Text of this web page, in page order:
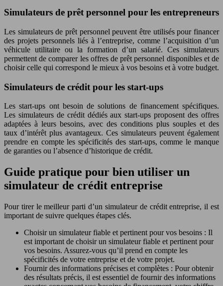
Simulateurs de prêt personnel pour les entrepreneurs
Les simulateurs de prêt personnel peuvent être utilisés pour financer
des projets personnels liés à l’entreprise, comme l’acquisition d’un
véhicule utilitaire ou la formation d’un salarié. Ces simulateurs
permettent de comparer les offres de prêt personnel disponibles et de
choisir celle qui correspond le mieux à vos besoins et à votre budget.
Simulateurs de crédit pour les start-ups
Les start-ups ont besoin de solutions de financement spécifiques.
Les simulateurs de crédit dédiés aux start-ups proposent des offres
adaptées à leurs besoins, avec des conditions plus souples et des
taux d’intérêt plus avantageux. Ces simulateurs peuvent également
prendre en compte les spécificités des start-ups, comme le manque
de garanties ou l’absence d’historique de crédit.
Guide pratique pour bien utiliser un
simulateur de crédit entreprise
Pour tirer le meilleur parti d’un simulateur de crédit entreprise, il est
important de suivre quelques étapes clés.
Choisir un simulateur fiable et pertinent pour vos besoins : Il
est important de choisir un simulateur fiable et pertinent pour
vos besoins. Assurez-vous qu’il prend en compte les
spécificités de votre entreprise et de votre projet.
Fournir des informations précises et complètes : Pour obtenir
des résultats précis, il est essentiel de fournir des informations